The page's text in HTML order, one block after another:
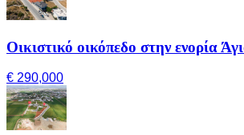
Οικιστικό οικόπεδο στην ενορία
€ 290,000